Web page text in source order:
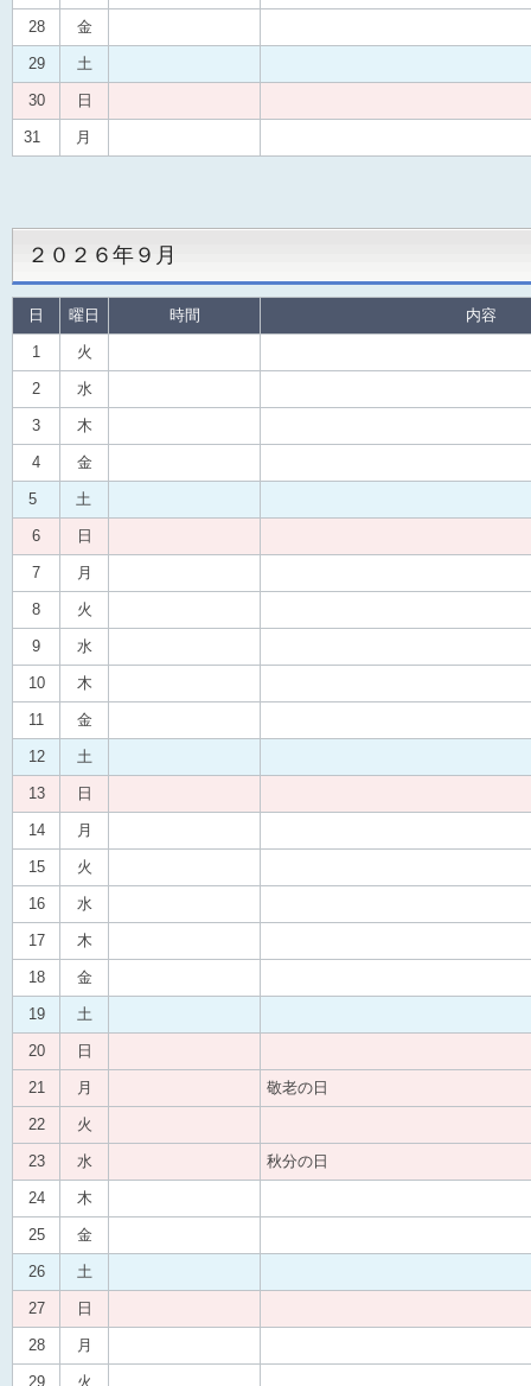
28 金
29 土
30 日
31 月
２０２６年９月
日 曜日 時間 内容
1 火
2 水
3 木
4 金
5 土
6 日
7 月
8 火
9 水
10 木
11 金
12 土
13 日
14 月
15 火
16 水
17 木
18 金
19 土
20 日
21 月 敬老の日
22 火
23 水 秋分の日
24 木
25 金
26 土
27 日
28 月
29 火